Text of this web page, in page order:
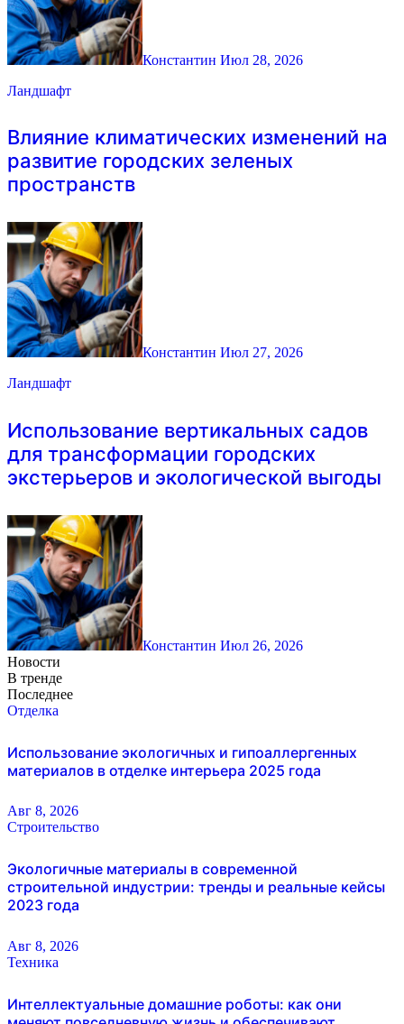
Константин Июл 28, 2026
Ландшафт
Влияние климатических изменений на
развитие городских зеленых
пространств
Константин Июл 27, 2026
Ландшафт
Использование вертикальных садов
для трансформации городских
экстерьеров и экологической выгоды
Константин Июл 26, 2026
Новости
В тренде
Последнее
Отделка
Использование экологичных и гипоаллергенных
материалов в отделке интерьера 2025 года
Авг 8, 2026
Строительство
Экологичные материалы в современной
строительной индустрии: тренды и реальные кейсы
2023 года
Авг 8, 2026
Техника
Интеллектуальные домашние роботы: как они